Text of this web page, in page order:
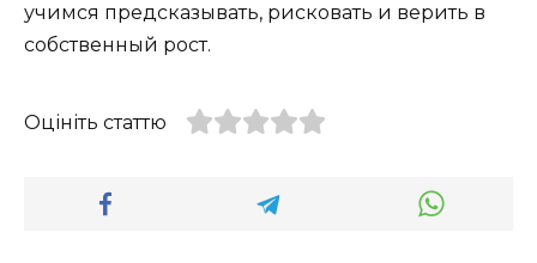
учимся предсказывать, рисковать и верить в
собственный рост.
Оцініть статтю